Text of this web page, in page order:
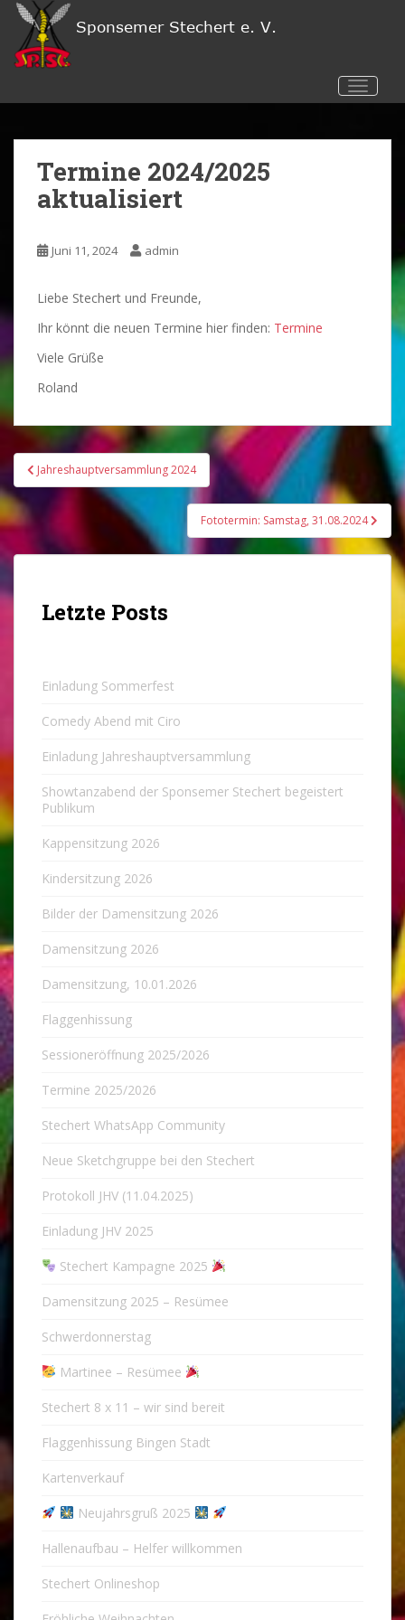
n
Termine 2024/2025
aktualisiert
Juni 11, 2024 admin
Liebe Stechert und Freunde,
Ihr könnt die neuen Termine hier finden: Termine
Viele Grüße
Roland
Beitragsnavigation
Jahreshauptversammlung 2024
Fototermin: Samstag, 31.08.2024
Letzte Posts
Einladung Sommerfest
Comedy Abend mit Ciro
Einladung Jahreshauptversammlung
Showtanzabend der Sponsemer Stechert begeistert
Publikum
Kappensitzung 2026
Kindersitzung 2026
Bilder der Damensitzung 2026
Damensitzung 2026
Damensitzung, 10.01.2026
Flaggenhissung
Sessioneröffnung 2025/2026
Termine 2025/2026
Stechert WhatsApp Community
Neue Sketchgruppe bei den Stechert
Protokoll JHV (11.04.2025)
Einladung JHV 2025
Stechert Kampagne 2025
Damensitzung 2025 – Resümee
Schwerdonnerstag
Martinee – Resümee
Stechert 8 x 11 – wir sind bereit
Flaggenhissung Bingen Stadt
Kartenverkauf
Neujahrsgruß 2025
Hallenaufbau – Helfer willkommen
Stechert Onlineshop